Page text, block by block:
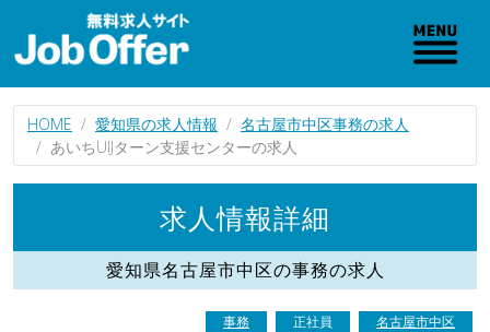
HOME 愛知県の求人情報
名古屋市中区事務の求人
あいちUIJターン支援センターの求人
求人情報詳細
愛知県名古屋市中区の事務の求人
事務 正社員 名古屋市中区